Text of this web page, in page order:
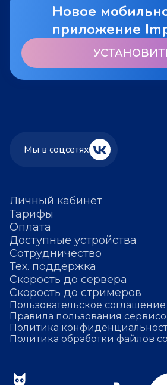
Новое
приложение
Личный кабинет
Тарифы
Оплата
Доступные устройства
Сотрудничество
Тех. поддержка
Скорость до сервера
Скорость до стримеров
Пользовательское соглашение
Правила пользования
Политика
Политика обработки файлов
Мы в соцсетях